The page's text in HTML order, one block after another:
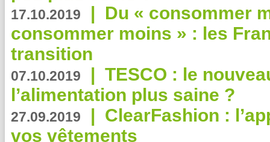
17.10.2019 | Du « consommer
consommer moins » : les
transition
07.10.2019 | TESCO : le
l’alimentation plus saine ?
27.09.2019 | ClearFashion :
vos vêtements